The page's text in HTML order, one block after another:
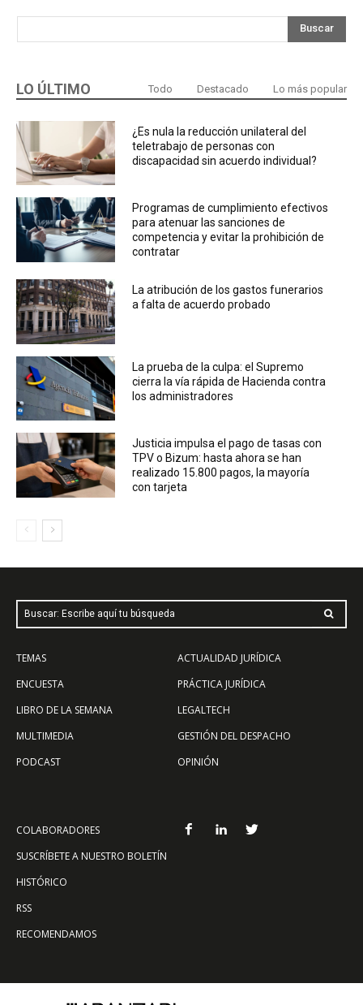
Buscar
LO ÚLTIMO Todo Destacado Lo más popular
¿Es nula la reducción unilateral del
teletrabajo de personas con
discapacidad sin acuerdo individual?
Programas de cumplimiento efectivos
para atenuar las sanciones de
competencia y evitar la prohibición de
contratar
La atribución de los gastos funerarios
a falta de acuerdo probado
La prueba de la culpa: el Supremo
cierra la vía rápida de Hacienda contra
los administradores
Justicia impulsa el pago de tasas con
TPV o Bizum: hasta ahora se han
realizado 15.800 pagos, la mayoría
con tarjeta
Buscar: Escribe aquí tu búsqueda
TEMAS
ENCUESTA
LIBRO DE LA SEMANA
MULTIMEDIA
PODCAST
ACTUALIDAD JURÍDICA
PRÁCTICA JURÍDICA
LEGALTECH
GESTIÓN DEL DESPACHO
OPINIÓN
COLABORADORES
SUSCRÍBETE A NUESTRO BOLETÍN
HISTÓRICO
RSS
RECOMENDAMOS